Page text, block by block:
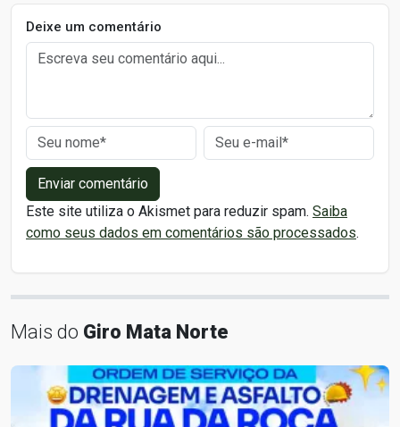
Deixe um comentário
Enviar comentário
Este site utiliza o Akismet para reduzir spam. Saiba
como seus dados em comentários são processados.
Mais do Giro Mata Norte